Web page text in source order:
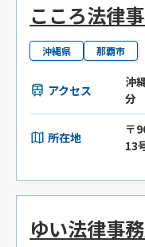
こころ法律
沖縄県 那覇市
アクセス
沖
分
所在地
〒
13
ゆい法律事